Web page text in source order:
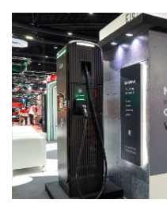
ก้าวสู่ยุคเปลี่ยนผ่านด้านพลังง